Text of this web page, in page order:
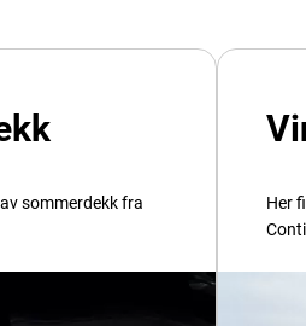
sommerdekk fra
Her